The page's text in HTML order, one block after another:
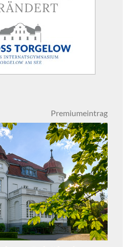
Premiumeintrag